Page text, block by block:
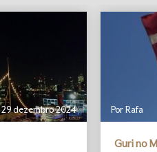
29 dezembro 2024 Por Rafa
Guri no